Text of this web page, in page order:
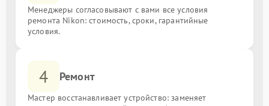
Менеджеры согласовывают с вами все условия
ремонта Nikon: стоимость, сроки, гарантийные
условия.
4 Ремонт
Мастер восстанавливает устройство: заменяет